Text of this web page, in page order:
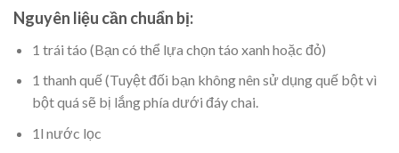
Nguyên liệu cần chuẩn bị:
1 trái táo (Bạn có thể lựa chọn táo xanh hoặc đỏ)
1 thanh quế (Tuyệt đối bạn không nên sử dụng quế bột vì
bột quá sẽ bị lắng phía dưới đáy chai.
1l nước lọc